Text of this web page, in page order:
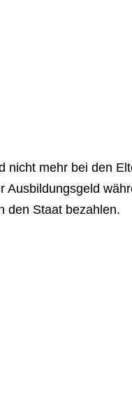
nicht mehr bei den
Ausbildungsgeld
den Staat bezahlen.